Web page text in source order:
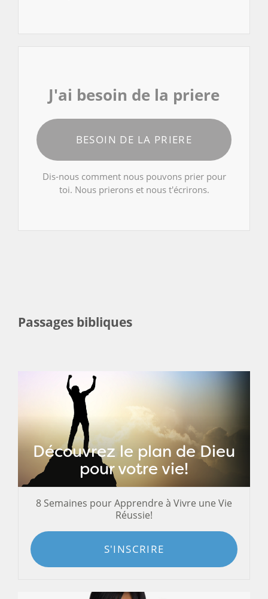
J'ai besoin de la priere
BESOIN DE LA PRIERE
Dis-nous comment nous pouvons prier pour
toi. Nous prierons et nous t'écrirons.
Passages bibliques
Découvrez le plan de Dieu
pour votre vie!
8 Semaines pour Apprendre à Vivre une Vie
Réussie!
S'INSCRIRE